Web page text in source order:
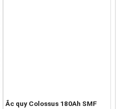
Ắc quy Colossus 180Ah SMF